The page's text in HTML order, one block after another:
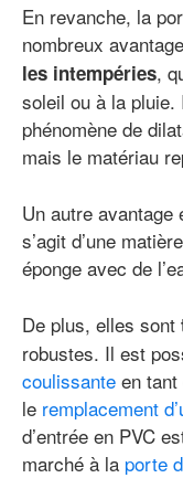
En revanche, la
nombreux
les intempéries,
soleil ou à la pluie.
phénomène de
mais le matériau
Un autre avantage
s’agit d’une
éponge avec de
De plus, elles sont
robustes. Il est
coulissante en tant
le remplacement
d’entrée en PVC
marché à la porte